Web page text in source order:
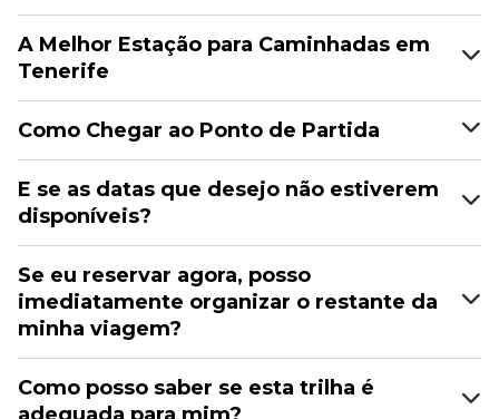
A Melhor Estação para Caminhadas em
Tenerife
Como Chegar ao Ponto de Partida
E se as datas que desejo não estiverem
disponíveis?
Se eu reservar agora, posso
imediatamente organizar o restante da
minha viagem?
Como posso saber se esta trilha é